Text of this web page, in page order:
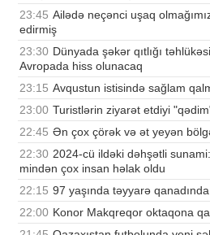
23:45 Ailədə neçənci uşaq
edirmiş
23:30 Dünyada şəkər qıtlığı
Avropada hiss olunacaq
23:15 Avqustun istisində sağlam
23:00 Turistlərin ziyarət etdiyi
22:45 Ən çox çörək və ət yeyən
22:30 2024-cü ildəki dəhşətli
mindən çox insan həlak oldu
22:15 97 yaşında təyyarə
22:00 Konor Makqreqor oktaqona